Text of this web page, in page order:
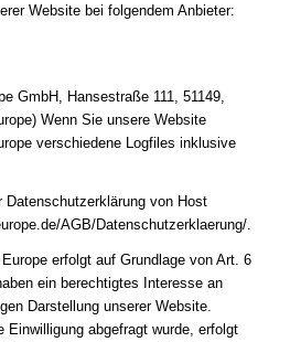
Website bei folgendem Anbieter:
GmbH, Hansestraße 111, 51149,
Wenn Sie unsere Website
verschiedene Logfiles inklusive
Datenschutzerklärung von Host
AGB/Datenschutzerklaerung/.
erfolgt auf Grundlage von Art. 6
ein berechtigtes Interesse an
Darstellung unserer Website.
Einwilligung abgefragt wurde, erfolgt